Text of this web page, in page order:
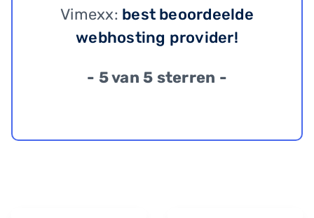
Vimexx: best beoordeelde
webhosting provider!
- 5 van 5 sterren -